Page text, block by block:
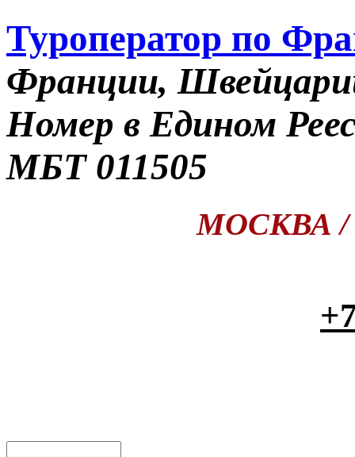
Туроператор по
Франции,
Номер в Едином
МБТ 011505
МОСКВА /